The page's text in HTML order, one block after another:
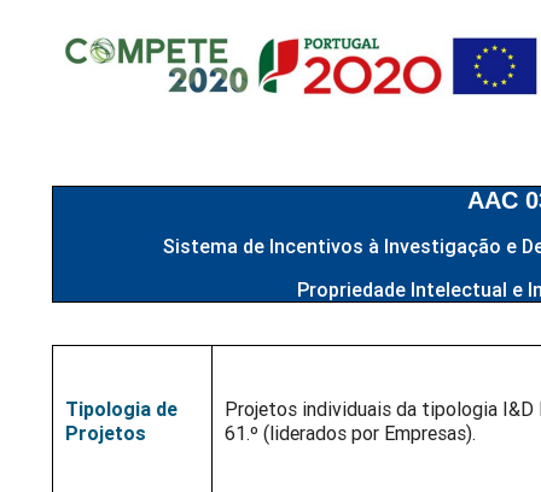
AAC
Sistema de Incentivos à Investigação e
Propriedade Intelectual e
Tipologia de
Projetos
Projetos individuais da tipologia I&D
61.º (liderados por Empresas).